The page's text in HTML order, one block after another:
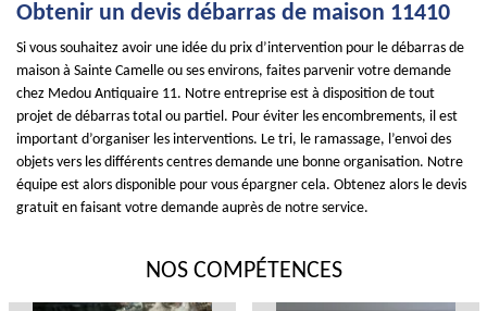
Obtenir un devis débarras de maison 11410
Si vous souhaitez avoir une idée du prix d’intervention pour le débarras de
maison à Sainte Camelle ou ses environs, faites parvenir votre demande
chez Medou Antiquaire 11. Notre entreprise est à disposition de tout
projet de débarras total ou partiel. Pour éviter les encombrements, il est
important d’organiser les interventions. Le tri, le ramassage, l’envoi des
objets vers les différents centres demande une bonne organisation. Notre
équipe est alors disponible pour vous épargner cela. Obtenez alors le devis
gratuit en faisant votre demande auprès de notre service.
NOS COMPÉTENCES